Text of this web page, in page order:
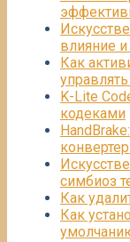
влияние
Как
K-Lite
кодеками
симбиоз
Как
Как